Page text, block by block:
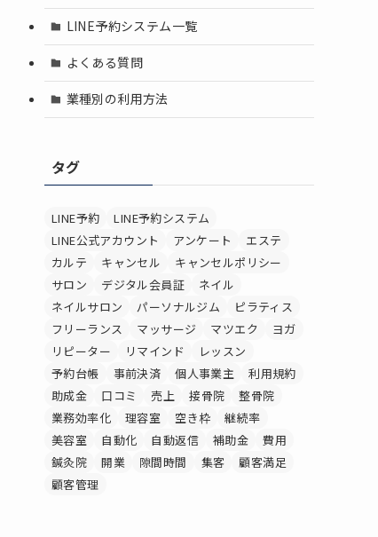
LINE予約システム一覧
よくある質問
業種別の利用方法
タグ
LINE予約
LINE予約システム
LINE公式アカウント
アンケート
エステ
カルテ
キャンセル
キャンセルポリシー
サロン
デジタル会員証
ネイル
ネイルサロン
パーソナルジム
ピラティス
フリーランス
マッサージ マツエク
ヨガ
リピーター
リマインド
レッスン
予約台帳
事前決済 個人事業主
利用規約
助成金
口コミ 売上 接骨院
整骨院
業務効率化
理容室 空き枠
継続率
美容室
自動化 自動返信 補助金
費用
鍼灸院
開業 隙間時間 集客
顧客満足
顧客管理